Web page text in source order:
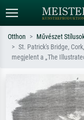
Alap keresés
szerint – pl. Monet,
impresszionizmus,
akt.
Otthon Művészet
St. Patrick's Bridge,
megjelent a „The